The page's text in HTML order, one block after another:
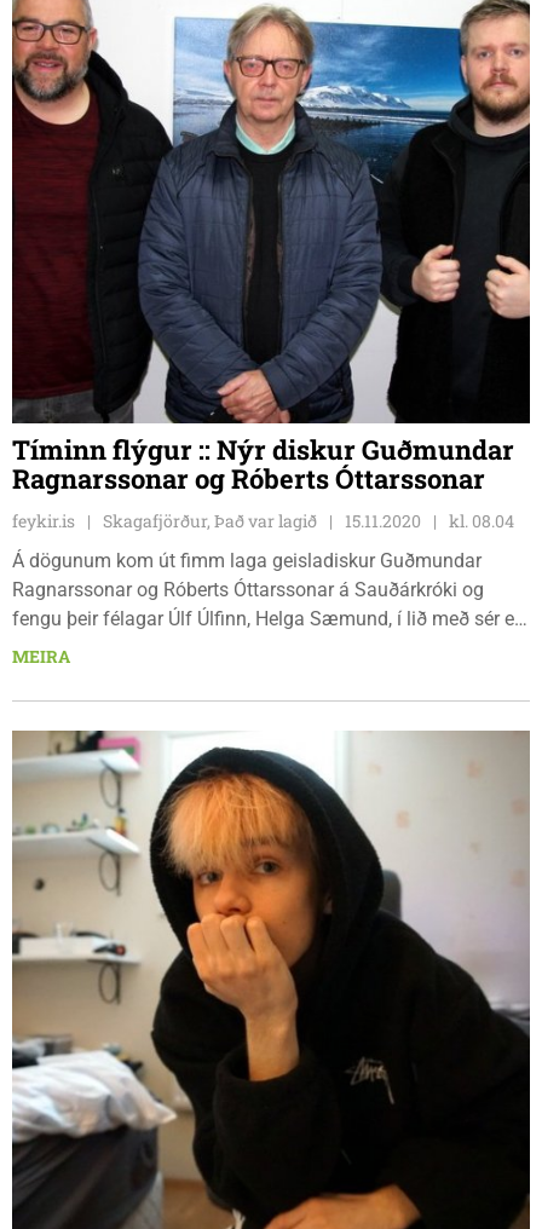
Tíminn flýgur :: Nýr diskur Guðmundar
Ragnarssonar og Róberts Óttarssonar
feykir.is Skagafjörður, Það var lagið 15.11.2020
kl. 08.04
Á dögunum kom út fimm laga geisladiskur Guðmundar
Ragnarssonar og Róberts Óttarssonar á Sauðárkróki og
fengu þeir félagar Úlf Úlfinn, Helga Sæmund, í lið með sér en
hann sá um hljóðfæraleik, útsetningar og upptökur fjögurra
á Króknum þar sem Fúsi Ben lék á trommur, bassa og
undirgítar en Magnús Jóhann Ragnarsson á Hammond og
Reynir Snær Magnússon á gítar.
MEIRA